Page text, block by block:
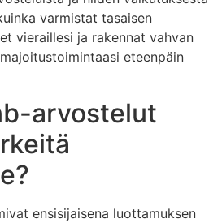
varmistat tasaisen
vieraillesi ja rakennat vahvan
eteenpäin
arvostelut
ensisijaisena luottamuksen